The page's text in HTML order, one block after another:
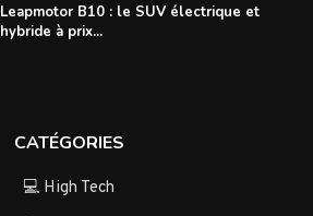
Leapmotor B10 : le SUV électrique et
hybride à prix...
CATÉGORIES
💻 High Tech